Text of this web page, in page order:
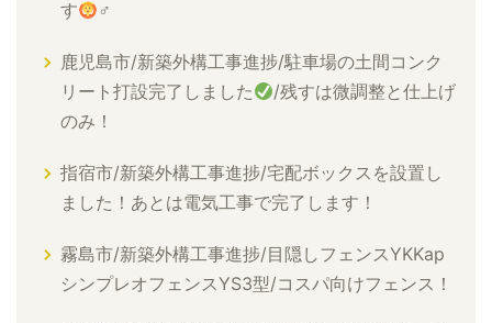
す
‍♂
鹿児島市/新築外構工事進捗/駐車場の土間コンク
リート打設完了しました
/残すは微調整と仕上げ
のみ！
指宿市/新築外構工事進捗/宅配ボックスを設置し
ました！あとは電気工事で完了します！
霧島市/新築外構工事進捗/目隠しフェンスYKKap
シンプレオフェンスYS3型/コスパ向けフェンス！